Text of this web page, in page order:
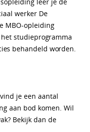
werker De
MBO-opleiding
studieprogramma
behandeld worden.
je een aantal
aan bod komen. Wil
Bekijk dan de